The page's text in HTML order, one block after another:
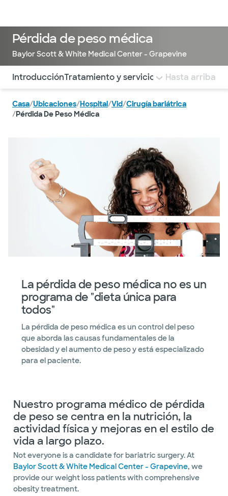
Pérdida de peso médica
Baylor Scott & White Medical Center - Grapevine
Utilice esta navegación para saltar rápidamente a
IntroducciónTratamiento y serviciosBeneficios
Hasta arriba
Casa/Ubicaciones/Hospital/Vid/Cirugía bariátrica
/Pérdida De Peso Médica
La pérdida de peso médica no es un
programa de "dieta única para
todos"
La pérdida de peso médica es un control del peso
que aborda las causas fundamentales de la
obesidad y el aumento de peso y está especializado
para el paciente.
Nuestro programa médico de pérdida
de peso se centra en la nutrición, la
actividad física y mejoras en el estilo de
vida a largo plazo.
Not everyone is a candidate for bariatric surgery. At
Baylor Scott & White Medical Center - Grapevine, we
provide our weight loss patients with comprehensive
obesity treatment.